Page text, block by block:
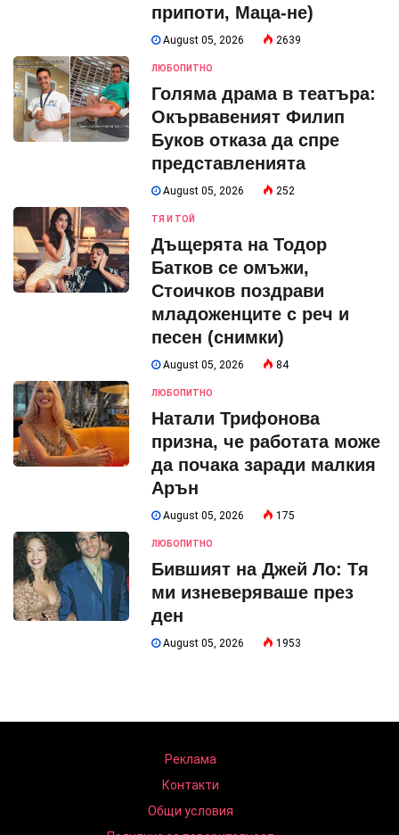
припоти, Маца-не)
August 05, 2026 2639
ЛЮБОПИТНО
Голяма драма в театъра:
Окървавеният Филип
Буков отказа да спре
представленията
August 05, 2026 252
ТЯ И ТОЙ
Дъщерята на Тодор
Батков се омъжи,
Стоичков поздрави
младоженците с реч и
песен (снимки)
August 05, 2026 84
ЛЮБОПИТНО
Натали Трифонова
призна, че работата може
да почака заради малкия
Арън
August 05, 2026 175
ЛЮБОПИТНО
Бившият на Джей Ло: Тя
ми изневеряваше през
ден
August 05, 2026 1953
Реклама
Контакти
Общи условия